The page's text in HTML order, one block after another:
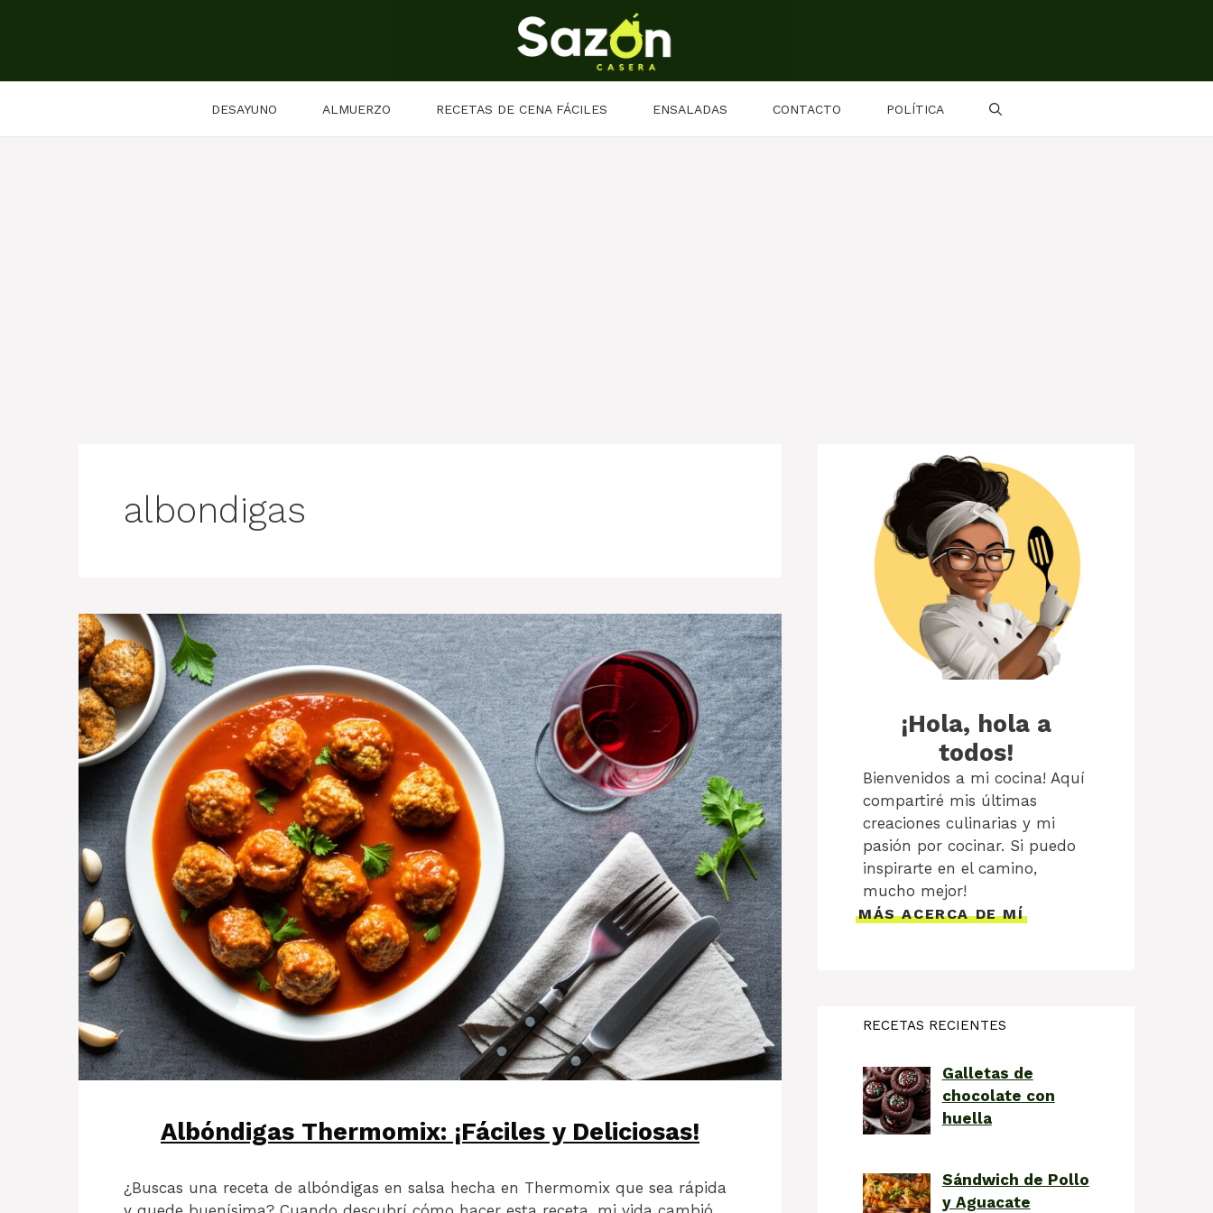
DESAYUNO ALMUERZO RECETAS DE CENA FÁCILES ENSALADAS CONTACTO POLÍTICA
albondigas
Albóndigas Thermomix: ¡Fáciles y Deliciosas!
¿Buscas una receta de albóndigas en salsa hecha en Thermomix que sea rápida
¡Hola, hola a
todos!
Bienvenidos a mi cocina! Aquí
compartiré mis últimas
creaciones culinarias y mi
pasión por cocinar. Si puedo
inspirarte en el camino,
mucho mejor!
MÁS ACERCA DE MÍ
RECETAS RECIENTES
Galletas de
chocolate con
huella
Sándwich de Pollo
y Aguacate